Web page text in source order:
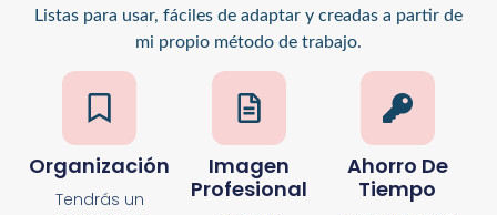
Listas para usar, fáciles de adaptar y creadas a partir de
mi propio método de trabajo.
Organización
Tendrás un
Imagen
Profesional
Ahorro De
Tiempo